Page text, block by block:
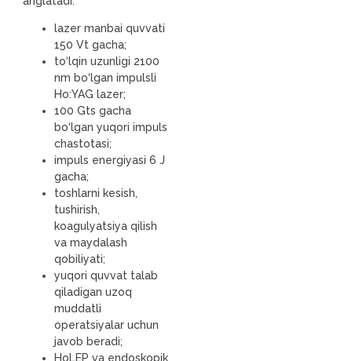
lazer manbai quvvati
150 Vt gacha;
to‘lqin uzunligi 2100
nm bo‘lgan impulsli
Ho:YAG lazer;
100 Gts gacha
bo‘lgan yuqori impuls
chastotasi;
impuls energiyasi 6 J
gacha;
toshlarni kesish,
tushirish,
koagulyatsiya qilish
va maydalash
qobiliyati;
yuqori quvvat talab
qiladigan uzoq
muddatli
operatsiyalar uchun
javob beradi;
HoLEP va endoskopik